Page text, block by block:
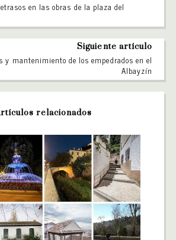
en las obras de la plaza del
Siguiente artículo
y mantenimiento de los empedrados en el
Albayzín
relacionados